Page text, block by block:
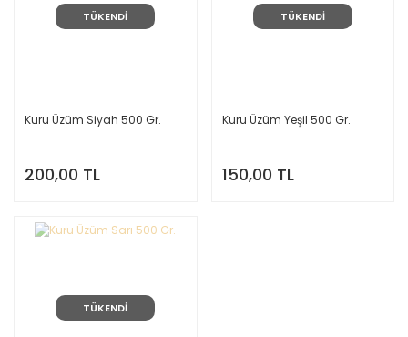
TÜKENDİ
Kuru Üzüm Siyah 500 Gr.
200,00 TL
TÜKENDİ
Kuru Üzüm Yeşil 500 Gr.
150,00 TL
TÜKENDİ